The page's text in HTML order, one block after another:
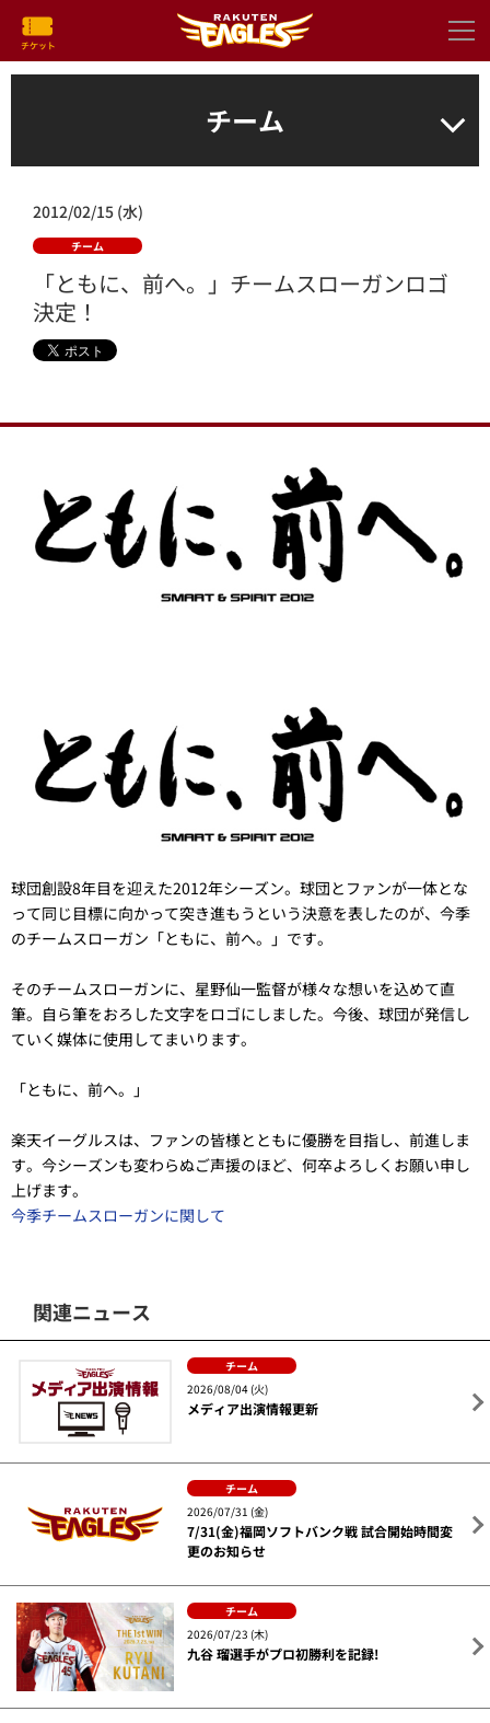
チーム
2012/02/15 (水)
チーム
「ともに、前へ。」チームスローガンロゴ
決定！
球団創設8年目を迎えた2012年シーズン。球団とファンが一体とな
って同じ目標に向かって突き進もうという決意を表したのが、今季
のチームスローガン「ともに、前へ。」です。
そのチームスローガンに、星野仙一監督が様々な想いを込めて直
筆。自ら筆をおろした文字をロゴにしました。今後、球団が発信し
ていく媒体に使用してまいります。
「ともに、前へ。」
楽天イーグルスは、ファンの皆様とともに優勝を目指し、前進しま
す。今シーズンも変わらぬご声援のほど、何卒よろしくお願い申し
上げます。
今季チームスローガンに関して
関連ニュース
チーム
2026/08/04 (火)
メディア出演情報更新
チーム
2026/07/31 (金)
7/31(金)福岡ソフトバンク戦 試合開始時間変
更のお知らせ
チーム
2026/07/23 (木)
九谷 瑠選手がプロ初勝利を記録!